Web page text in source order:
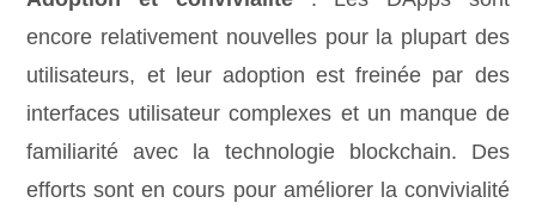
encore relativement nouvelles pour la plupart des
utilisateurs, et leur adoption est freinée par des
interfaces utilisateur complexes et un manque de
familiarité avec la technologie blockchain. Des
efforts sont en cours pour améliorer la convivialité